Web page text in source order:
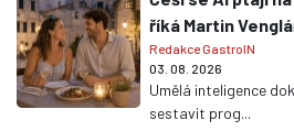
říká Martin
Redakce GastroIN
03. 08. 2026
Umělá inteligence
sestavit prog...